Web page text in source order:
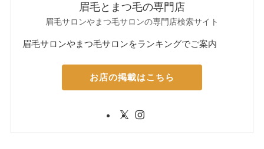
眉毛とまつ毛の専門店
眉毛サロンやまつ毛サロンの専門店検索サイト
眉毛サロンやまつ毛サロンをランキングでご案内
お店の掲載はこちら